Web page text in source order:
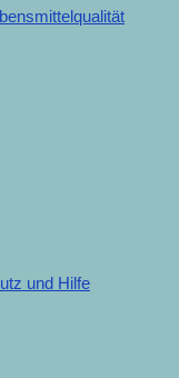
und Hilfe